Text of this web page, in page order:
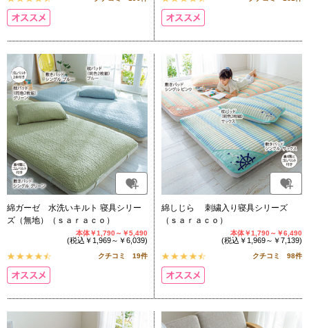
綿ガーゼ 水洗いキルト 寝具シリー
ズ（無地）（ｓａｒａｃｏ）
本体￥1,790～￥5,490
(税込￥1,969～￥6,039)
クチコミ 19件
綿しじら 刺繍入り寝具シリーズ
（ｓａｒａｃｏ）
本体￥1,790～￥6,490
(税込￥1,969～￥7,139)
クチコミ 98件